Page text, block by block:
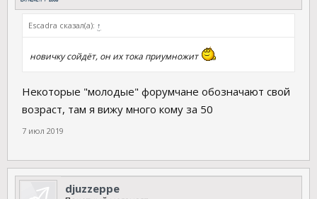
Escadra сказал(а): ↑
новичку сойдёт, он их тока приумножит
Некоторые "молодые" форумчане обозначают свой
возраст, там я вижу много кому за 50
7 июл 2019
djuzzeppe